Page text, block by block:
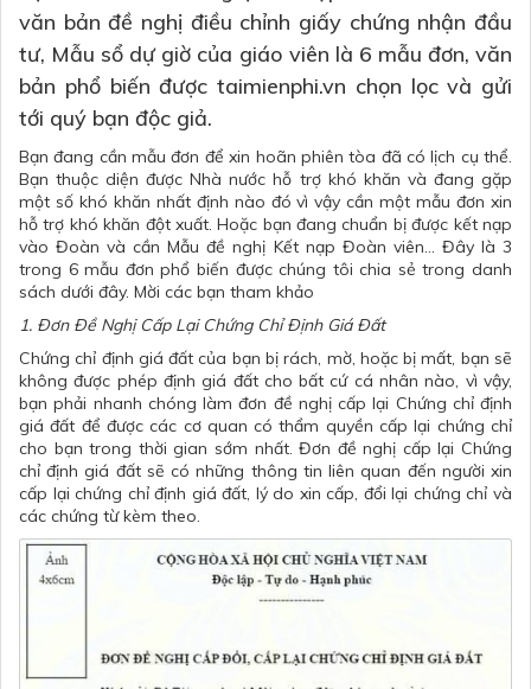
văn bản đề nghị điều chỉnh giấy chứng nhận đầu
tư, Mẫu sổ dự giờ của giáo viên là 6 mẫu đơn, văn
bản phổ biến được taimienphi.vn chọn lọc và gửi
tới quý bạn độc giả.
Bạn đang cần mẫu đơn để xin hoãn phiên tòa đã có lịch cụ thể.
Bạn thuộc diện được Nhà nước hỗ trợ khó khăn và đang gặp
một số khó khăn nhất định nào đó vì vậy cần một mẫu đơn xin
hỗ trợ khó khăn đột xuất. Hoặc bạn đang chuẩn bị được kết nạp
vào Đoàn và cần Mẫu đề nghị Kết nạp Đoàn viên... Đây là 3
trong 6 mẫu đơn phổ biến được chúng tôi chia sẻ trong danh
sách dưới đây. Mời các bạn tham khảo
1. Đơn Đề Nghị Cấp Lại Chứng Chỉ Định Giá Đất
Chứng chỉ định giá đất của bạn bị rách, mờ, hoặc bị mất, bạn sẽ
không được phép định giá đất cho bất cứ cá nhân nào, vì vậy,
bạn phải nhanh chóng làm đơn đề nghị cấp lại Chứng chỉ định
giá đất để được các cơ quan có thẩm quyền cấp lại chứng chỉ
cho bạn trong thời gian sớm nhất.Đơn đề nghị cấp lại Chứng
chỉ định giá đấtsẽ có những thông tin liên quan đến người xin
cấp lại chứng chỉ định giá đất, lý do xin cấp, đổi lại chứng chỉ và
các chứng từ kèm theo.